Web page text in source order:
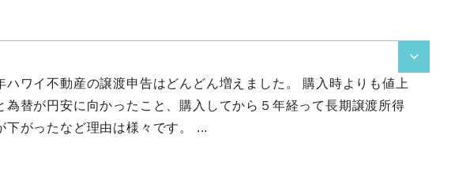

ハワイ不動産の譲渡申告はどんどん増えました。 購入時よりも値上
為替が円安に向かったこと、購入してから５年経って長期譲渡所得
下がったなど理由は様々です。 ...